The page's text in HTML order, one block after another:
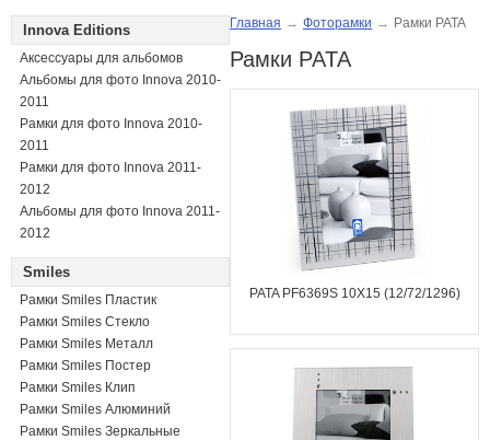
Innova Editions
Аксессуары для альбомов
Альбомы для фото Innova 2010-
2011
Рамки для фото Innova 2010-
2011
Рамки для фото Innova 2011-
2012
Альбомы для фото Innova 2011-
2012
Smiles
Рамки Smiles Пластик
Рамки Smiles Стекло
Рамки Smiles Металл
Рамки Smiles Постер
Рамки Smiles Клип
Рамки Smiles Алюминий
Рамки Smiles Зеркальные
Главная → Фоторамки → Рамки PATA
Рамки PATA
PATA PF6369S 10X15 (12/72/1296)